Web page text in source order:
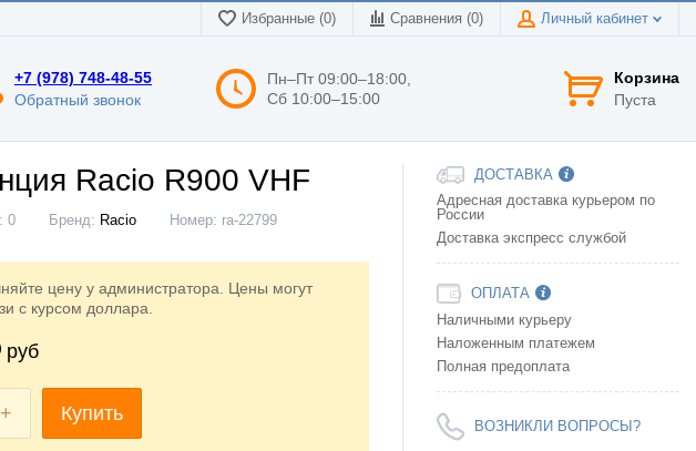
Избранные (0) Сравнения (0) Личный кабинет
+7 (978) 748-48-55
Обратный звонок
Пн–Пт 09:00–18:00,
Сб 10:00–15:00
Корзина
Пуста
Racio R900 VHF
0 Бренд: Racio Номер: ra-22799
цену у администратора. Цены могут
с курсом доллара.
руб
+ Купить
ДОСТАВКА
Адресная доставка курьером по
России
Доставка экспресс службой
ОПЛАТА
Наличными курьеру
Наложенным платежем
Полная предоплата
ВОЗНИКЛИ ВОПРОСЫ?